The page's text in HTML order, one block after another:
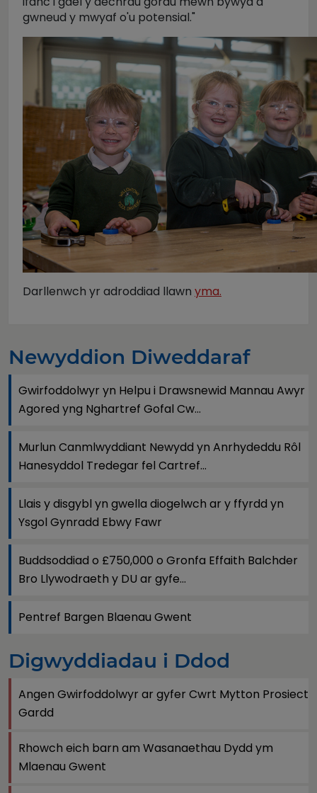
gwneud y mwyaf o'u potensial."
Darllenwch yr adroddiad llawn yma.
Newyddion Diweddaraf
Gwirfoddolwyr yn Helpu i Drawsnewid Mannau Awyr
Agored yng Nghartref Gofal Cw...
Murlun Canmlwyddiant Newydd yn Anrhydeddu Rôl
Hanesyddol Tredegar fel Cartref...
Llais y disgybl yn gwella diogelwch ar y ffyrdd yn
Ysgol Gynradd Ebwy Fawr
Buddsoddiad o £750,000 o Gronfa Effaith Balchder
Bro Llywodraeth y DU ar gyfe...
Pentref Bargen Blaenau Gwent
Digwyddiadau i Ddod
Angen Gwirfoddolwyr ar gyfer Cwrt Mytton Prosiect
Gardd
Rhowch eich barn am Wasanaethau Dydd ym
Mlaenau Gwent